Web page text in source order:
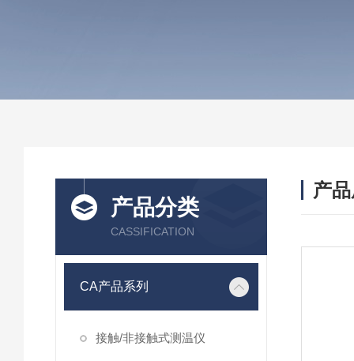
产品分类
CASSIFICATION
CA产品系列
接触/非接触式测温仪
产